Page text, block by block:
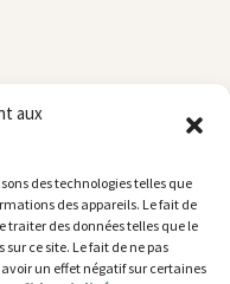
aux
des technologies telles que
des appareils. Le fait de
traiter des données telles que le
ce site. Le fait de ne pas
un effet négatif sur certaines